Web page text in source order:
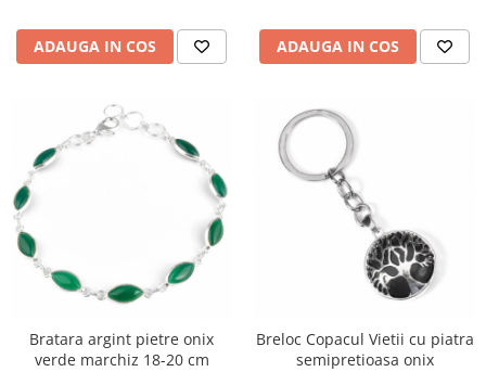
ADAUGA IN COS ADAUGA IN COS
Bratara argint pietre onix
verde marchiz 18-20 cm
Breloc Copacul Vietii cu piatra
semipretioasa onix